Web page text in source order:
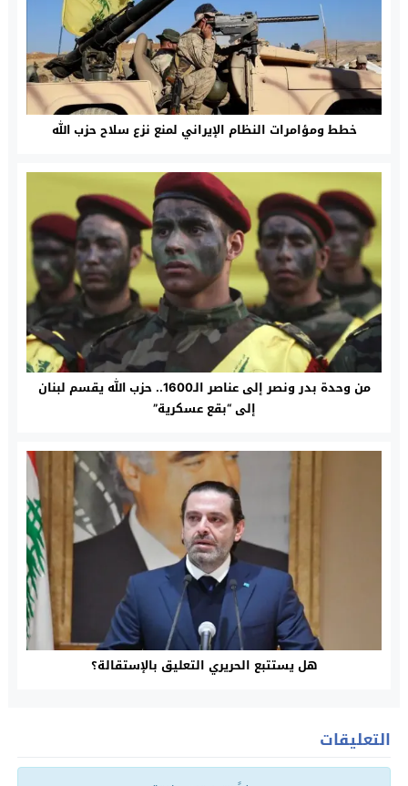
خطط ومؤامرات النظام الإيراني لمنع نزع سلاح حزب الله
من وحدة بدر ونصر إلى عناصر الـ1600.. حزب الله يقسم لبنان
إلى “بقع عسكرية”
هل يستتبع الحريري التعليق بالإستقالة؟
التعليقات